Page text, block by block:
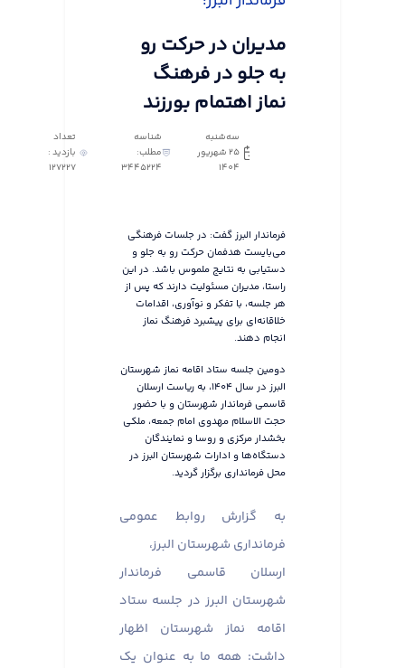
مدیران در حرکت رو
به جلو در فرهنگ
نماز اهتمام بورزند
سه‌شنبه
25 شهریور
1404
شناسه
مطلب:
3445224
تعداد
بازدید :
127227
فرماندار البرز گفت: در جلسات فرهنگی
می‌بایست هدفمان حرکت رو به جلو و
دستیابی به نتایج ملموس باشد. در این
راستا، مدیران مسئولیت دارند که پس از
هر جلسه، با تفکر و نوآوری، اقدامات
خلاقانه‌ای برای پیشبرد فرهنگ نماز
انجام دهند.
دومین جلسه ستاد اقامه نماز شهرستان
البرز در سال ۱۴۰۴، به ریاست ارسلان
قاسمی فرماندار شهرستان و با حضور
حجت الاسلام مهدوی امام جمعه، ملکی
بخشدار مرکزی و روسا و نمایندگان
دستگاه‌ها و ادارات شهرستان البرز در
محل فرمانداری برگزار گردید.
به گزارش روابط عمومی
فرمانداری شهرستان البرز،
ارسلان قاسمی فرماندار
شهرستان البرز در جلسه ستاد
اقامه نماز شهرستان اظهار
داشت: همه ما به عنوان یک